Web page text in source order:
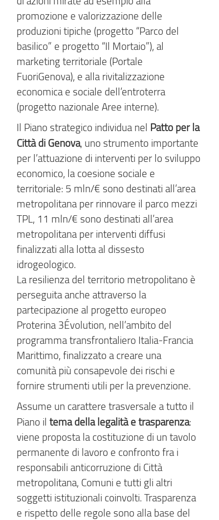
promozione e valorizzazione delle
produzioni tipiche (progetto “Parco del
basilico” e progetto “Il Mortaio”), al
marketing territoriale (Portale
FuoriGenova), e alla rivitalizzazione
economica e sociale dell’entroterra
(progetto nazionale Aree interne).
Il Piano strategico individua nel Patto per la
Città di Genova, uno strumento importante
per l’attuazione di interventi per lo sviluppo
economico, la coesione sociale e
territoriale: 5 mln/€ sono destinati all’area
metropolitana per rinnovare il parco mezzi
TPL, 11 mln/€ sono destinati all’area
metropolitana per interventi diffusi
finalizzati alla lotta al dissesto
idrogeologico.
La resilienza del territorio metropolitano è
perseguita anche attraverso la
partecipazione al progetto europeo
Proterina 3Évolution, nell’ambito del
programma transfrontaliero Italia-Francia
Marittimo, finalizzato a creare una
comunità più consapevole dei rischi e
fornire strumenti utili per la prevenzione.
Assume un carattere trasversale a tutto il
Piano il tema della legalità e trasparenza:
viene proposta la costituzione di un tavolo
permanente di lavoro e confronto fra i
responsabili anticorruzione di Città
metropolitana, Comuni e tutti gli altri
soggetti istituzionali coinvolti. Trasparenza
e rispetto delle regole sono alla base del